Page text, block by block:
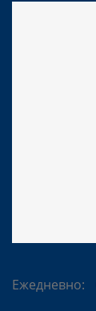
Ежедневно: